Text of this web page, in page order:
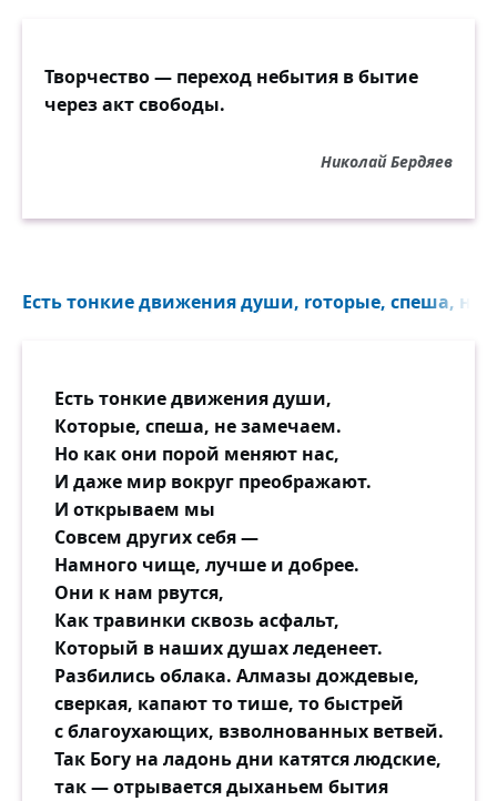
Творчество — переход небытия в бытие
через акт свободы.
Николай Бердяев
Есть тонкие движения души, rоторые, спеша, не
Есть тонкие движения души,
Которые, спеша, не замечаем.
Но как они порой меняют нас,
И даже мир вокруг преображают.
И открываем мы
Совсем других себя —
Намного чище, лучше и добрее.
Они к нам рвутся,
Как травинки сквозь асфальт,
Который в наших душах леденеет.
Разбились облака. Алмазы дождевые,
сверкая, капают то тише, то быстрей
с благоухающих, взволнованных ветвей.
Так Богу на ладонь дни катятся людские,
так — отрывается дыханьем бытия